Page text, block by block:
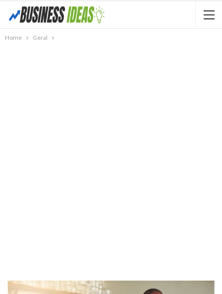
Home Geral